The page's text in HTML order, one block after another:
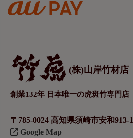
(株)山岸竹材店
創業132年 日本唯一の虎斑竹専門店
〒785-0024 高知県須崎市安和913-1
Google Map